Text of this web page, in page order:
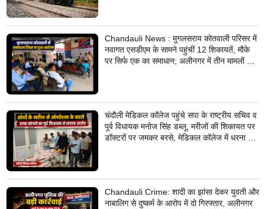
Chandauli News : मुगलसराय कोतवाली परिसर में
नवागत एसडीएम के सामने पहुंचीं 12 शिकायतें, मौके
पर सिर्फ एक का समाधान; अलीनगर में तीन मामलों का
चंदौली मेडिकल कॉलेज पहुंचे सपा के राष्ट्रीय सचिव व
पूर्व विधायक मनोज सिंह डब्लू, मरीजों की शिकायत पर
डॉक्टरों पर जमकर बरसे, मेडिकल कॉलेज में धरना देने
Chandauli Crime: शादी का झांसा देकर युवती और
नाबालिग से दुष्कर्म के आरोप में दो गिरफ्तार, अलीनगर